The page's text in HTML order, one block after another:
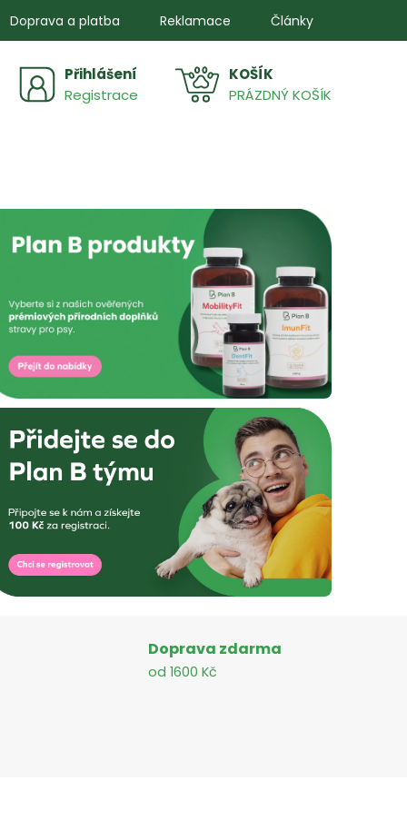
Doprava a platba Reklamace Články
Přihlášení
Registrace
NÁKUPNÍPRÁZDNÝ KOŠÍK
Doprava zdarma
od 1600 Kč